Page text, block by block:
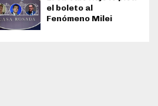
el boleto al
Fenómeno Milei